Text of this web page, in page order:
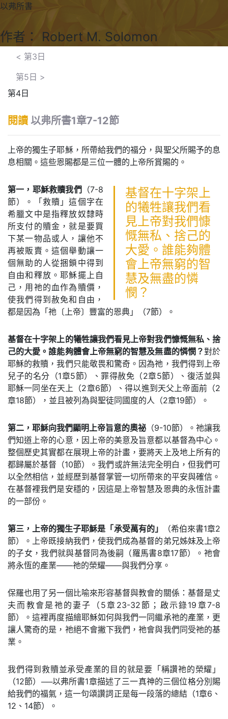
以弗所書
作者： Robert M. Solomon
< 第3日
第5日 >
第4日
閱讀 以弗所書1章7-12節
上帝的獨生子耶穌，所帶給我們的福分，與聖父所賜予的息
息相關。這些恩賜都是三位一體的上帝所賞賜的。
基督在十字架上
的犧牲讓我們看
見上帝對我們慷
慨無私、捨己的
大愛。誰能夠體
會上帝無窮的智
慧及無盡的憐
憫？
第一，耶穌救贖我們 （7-8
節）。「救贖」這個字在
希臘文中是指釋放奴隸時
所支付的贖金，就是要買
下某一物品或人，讓他不
再被販賣。這個舉動讓一
個無助的人從捆鎖中得到
自由和釋放。耶穌擺上自
己，用祂的血作為贖價，
使我們得到赦免和自由，
都是因為「祂〔上帝〕豐富的恩典」（7節）。
基督在十字架上的犧牲讓我們看見上帝對我們慷慨無私、捨
己的大愛。誰能夠體會上帝無窮的智慧及無盡的憐憫？對於
耶穌的救贖，我們只能敬畏和驚奇。因為祂，我們得到上帝
兒子的名分（1章5節）、罪得赦免（2章5節）、復活並與
耶穌一同坐在天上（2章6節）、得以進到天父上帝面前（2
章18節），並且被列為與聖徒同國度的人（2章19節）。
第二，耶穌向我們顯明上帝旨意的奧祕 （9-10節）。祂讓我
們知道上帝的心意，因上帝的美意及旨意都以基督為中心。
整個歷史其實都在展現上帝的計畫，要將天上及地上所有的
都歸屬於基督（10節）。我們或許無法完全明白，但我們可
以全然相信，並經歷到基督掌管一切所帶來的平安與確信。
在基督裡我們是安穩的，因這是上帝智慧及恩典的永恆計畫
的一部份。
第三，上帝的獨生子耶穌是「承受萬有的」
（希伯來書1章2
節）。上帝既接納我們，使我們成為基督的弟兄姊妹及上帝
的子女，我們就與基督同為後嗣（羅馬書8章17節）。祂會
將永恆的產業——祂的榮耀——與我們分享。
保羅也用了另一個比喻來形容基督與教會的關係：基督是丈
夫而教會是祂的妻子（5章23-32節；啟示錄19章7-8
節）。這裡再度描繪耶穌如何與我們一同繼承祂的產業，更
讓人驚奇的是，祂絕不會撇下我們，祂會與我們同受祂的基
業。
我們得到救贖並承受產業的目的就是要「稱讚祂的榮耀」
（12節）──以弗所書1章描述了三一真神的三個位格分別賜
給我們的福氣，這一句頌讚詞正是每一段落的總結（1章6、
12、14節）。